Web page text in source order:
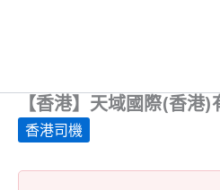
【香港】天域國際(香港
香港司機